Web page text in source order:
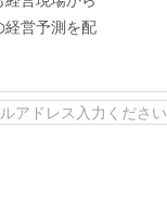
経営予測を配